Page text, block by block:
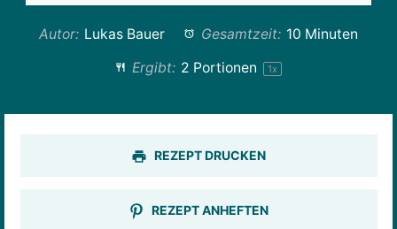
Autor: Lukas Bauer Gesamtzeit: 10 Minuten
Ergibt: 2 Portionen 1x
REZEPT DRUCKEN
REZEPT ANHEFTEN